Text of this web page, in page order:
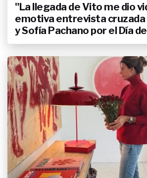
"La llegada de Vito me dio
emotiva entrevista
y Sofía Pachano por el Día